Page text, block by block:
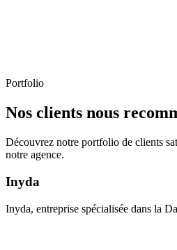
Portfolio
Nos clients nous
Découvrez notre portfolio de clients
notre agence.
Inyda
Inyda, entreprise spécialisée dans la